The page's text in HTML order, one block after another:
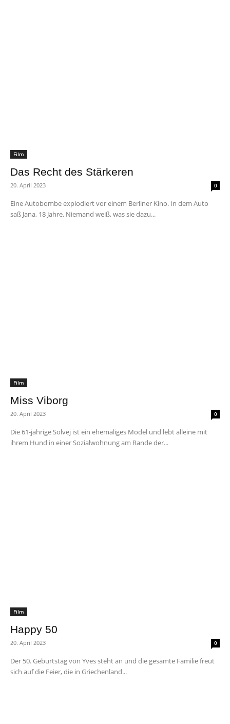
Film
Das Recht des Stärkeren
20. April 2023 0
Eine Autobombe explodiert vor einem Berliner Kino. In dem Auto
saß Jana, 18 Jahre. Niemand weiß, was sie dazu...
Film
Miss Viborg
20. April 2023 0
Die 61-jährige Solvej ist ein ehemaliges Model und lebt alleine mit
ihrem Hund in einer Sozialwohnung am Rande der...
Film
Happy 50
20. April 2023 0
Der 50. Geburtstag von Yves steht an und die gesamte Familie freut
sich auf die Feier, die in Griechenland...